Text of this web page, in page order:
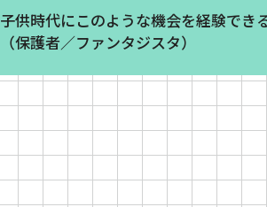
子供時代にこのような機会を経験でき
（保護者／ファンタジスタ）